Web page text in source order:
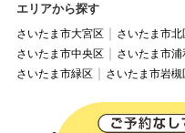
エリアから探す
さいたま市大宮区 さいたま市北
さいたま市中央区
さいたま市浦
さいたま市緑区
さいたま市岩槻